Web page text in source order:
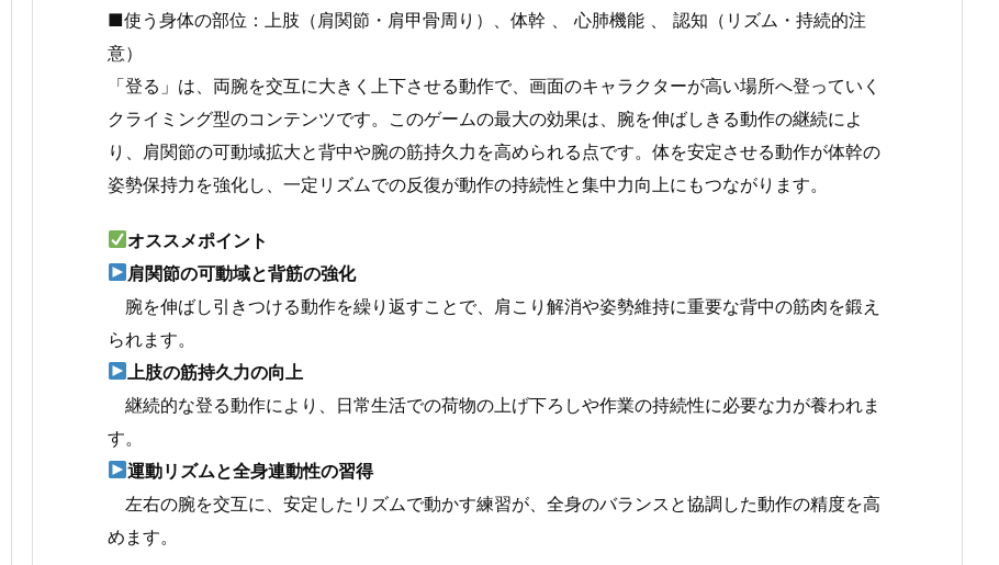
■使う身体の部位：上肢（肩関節・肩甲骨周り）、体幹 、 心肺機能 、 認知（リズム・持続的注
意）
「登る」は、両腕を交互に大きく上下させる動作で、画面のキャラクターが高い場所へ登っていく
クライミング型のコンテンツです。このゲームの最大の効果は、腕を伸ばしきる動作の継続によ
り、肩関節の可動域拡大と背中や腕の筋持久力を高められる点です。体を安定させる動作が体幹の
姿勢保持力を強化し、一定リズムでの反復が動作の持続性と集中力向上にもつながります。
オススメポイント
肩関節の可動域と背筋の強化
腕を伸ばし引きつける動作を繰り返すことで、肩こり解消や姿勢維持に重要な背中の筋肉を鍛え
られます。
上肢の筋持久力の向上
継続的な登る動作により、日常生活での荷物の上げ下ろしや作業の持続性に必要な力が養われま
す。
運動リズムと全身連動性の習得
左右の腕を交互に、安定したリズムで動かす練習が、全身のバランスと協調した動作の精度を高
めます。